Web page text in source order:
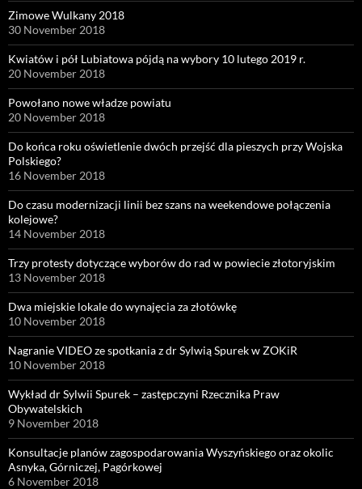
Zimowe Wulkany 2018
30 November 2018
Kwiatów i pół Lubiatowa pójdą na wybory 10 lutego 2019 r.
20 November 2018
Powołano nowe władze powiatu
20 November 2018
Do końca roku oświetlenie dwóch przejść dla pieszych przy Wojska
Polskiego?
16 November 2018
Do czasu modernizacji linii bez szans na weekendowe połączenia
kolejowe?
14 November 2018
Trzy protesty dotyczące wyborów do rad w powiecie złotoryjskim
13 November 2018
Dwa miejskie lokale do wynajęcia za złotówkę
10 November 2018
Nagranie VIDEO ze spotkania z dr Sylwią Spurek w ZOKiR
10 November 2018
Wykład dr Sylwii Spurek – zastępczyni Rzecznika Praw
Obywatelskich
9 November 2018
Konsultacje planów zagospodarowania Wyszyńskiego oraz okolic
Asnyka, Górniczej, Pagórkowej
6 November 2018